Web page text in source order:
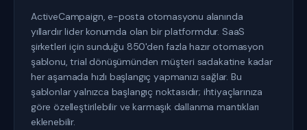
ActiveCampaign, e-posta otomasyonu alanında
yıllardır lider konumda olan bir platformdur. SaaS
şirketleri için sunduğu 850'den fazla hazır otomasyon
şablonu, trial dönüşümünden müşteri sadakatine kadar
her aşamada hızlı başlangıç yapmanızı sağlar. Bu
şablonlar yalnızca başlangıç noktasıdır; ihtiyaçlarınıza
göre özelleştirilebilir ve karmaşık dallanma mantıkları
eklenebilir.